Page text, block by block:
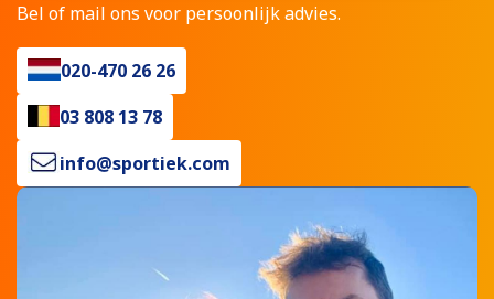
Bel of mail ons voor persoonlijk advies.
020-470 26 26
03 808 13 78
info@sportiek.com